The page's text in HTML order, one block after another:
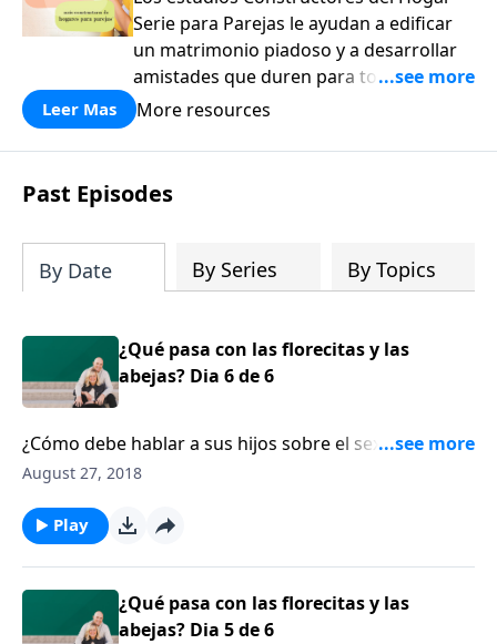
Serie para Parejas le ayudan a edificar
un matrimonio piadoso y a desarrollar
amistades que duren para toda la vida.
¡Únase a uno de los estudios de grupos
a casa los principios de la Palabra de
Dios para compartirlos con su familia,
su iglesia y su comunidad!
Leer Mas More resources
Past Episodes
By Date By Series By Topics
¿Qué pasa con las florecitas y las
abejas? Dia 6 de 6
¿Cómo debe hablar a sus hijos sobre el sexo? El
escritur Denny Burk instruye a los padres cómo tener
sexo, según la edad.
August 27, 2018
Play
¿Qué pasa con las florecitas y las
abejas? Dia 5 de 6